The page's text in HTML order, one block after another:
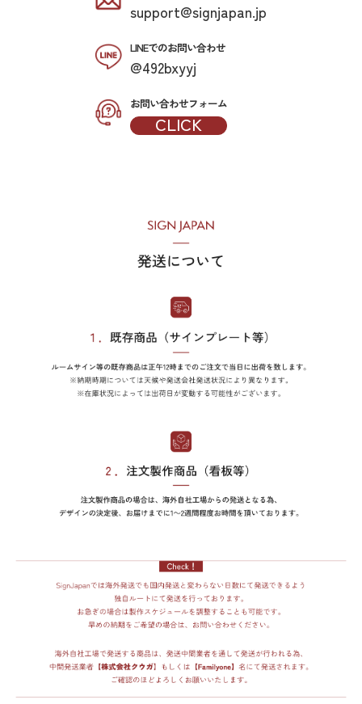
support@signjapan.jp
LINEでのお問い合わせ
@492bxyyj
お問い合わせフォーム
CLICK